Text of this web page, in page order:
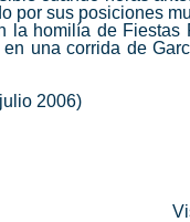
por sus posiciones
la homilía de Fiestas
en una corrida de
2006)